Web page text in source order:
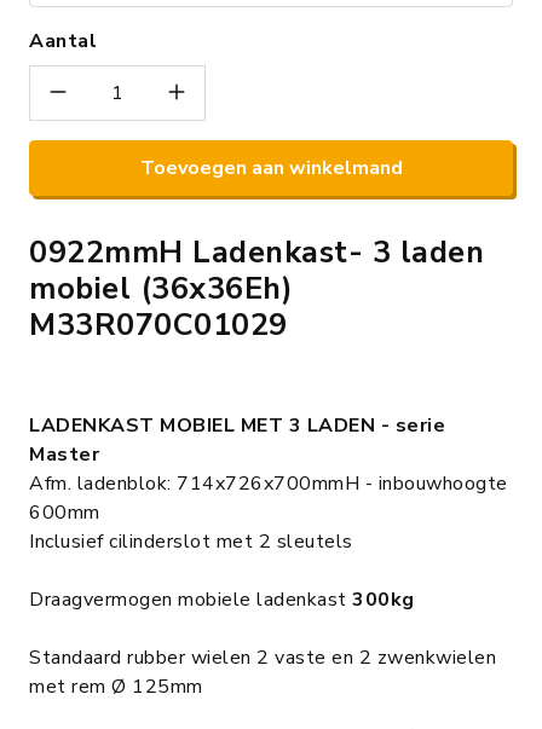
Aantal
Toevoegen aan winkelmand
0922mmH Ladenkast- 3 laden
mobiel (36x36Eh)
M33R070C01029
LADENKAST MOBIEL MET 3 LADEN - serie
Master
Afm. ladenblok: 714x726x700mmH - inbouwhoogte
600mm
Inclusief cilinderslot met 2 sleutels
Draagvermogen mobiele ladenkast 300kg
Standaard rubber wielen 2 vaste en 2 zwenkwielen
met rem Ø 125mm